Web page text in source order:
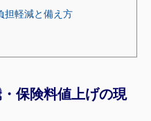
担軽減と備え方
保険料値上げの現